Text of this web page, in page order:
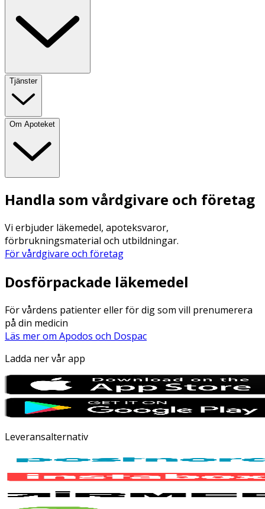
Tjänster
Om Apoteket
Handla som vårdgivare och företag
Vi erbjuder läkemedel, apoteksvaror,
förbrukningsmaterial och utbildningar.
För vårdgivare och företag
Dosförpackade läkemedel
För vårdens patienter eller för dig som vill prenumerera
på din medicin
Läs mer om Apodos och Dospac
Ladda ner vår app
Leveransalternativ